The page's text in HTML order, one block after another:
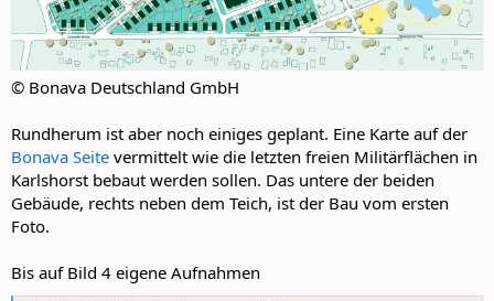
© Bonava Deutschland GmbH
Rundherum ist aber noch einiges geplant. Eine Karte auf der
Bonava Seite vermittelt wie die letzten freien Militärflächen in
Karlshorst bebaut werden sollen. Das untere der beiden
Gebäude, rechts neben dem Teich, ist der Bau vom ersten
Foto.
Bis auf Bild 4 eigene Aufnahmen